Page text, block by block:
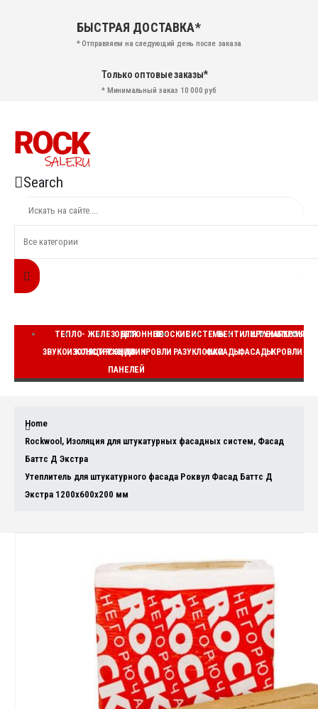
БЫСТРАЯ ДОСТАВКА*
* Отправляем на следующий день после заказа
Только оптовые заказы*
* Минимальный заказ 10 000 руб
Search
ТЕПЛО-
ЗВУКОИЗОЛЯЦИЯ
ЖЕЛЕЗОБЕТОННЫЕ
КОНСТРУКЦИИ
ДЛЯ
СЭНДВИЧ
ПАНЕЛЕЙ
ПЛОСКИЕ
КРОВЛИ
СИСТЕМЫ
РАЗУКЛОНКИ
ВЕНТИЛИРУЕМЫЕ
ФАСАДЫ
ШТУКАТУРНЫЕ
ФАСАДЫКРОВЛИ
Home
Rockwool , Изоляция для штукатурных фасадных систем, Фасад
Баттс Д Экстра
Утеплитель для штукатурного фасада Роквул Фасад Баттс Д
Экстра 1200x600x200 мм